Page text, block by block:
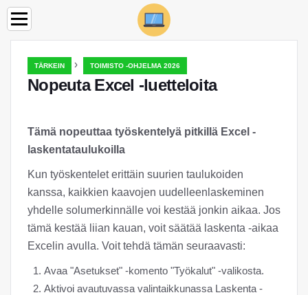
TÄRKEIN › TOIMISTO -OHJELMA 2026
Nopeuta Excel -luetteloita
Tämä nopeuttaa työskentelyä pitkillä Excel -
laskentataulukoilla
Kun työskentelet erittäin suurien taulukoiden
kanssa, kaikkien kaavojen uudelleenlaskeminen
yhdelle solumerkinnälle voi kestää jonkin aikaa. Jos
tämä kestää liian kauan, voit säätää laskenta -aikaa
Excelin avulla. Voit tehdä tämän seuraavasti:
Avaa "Asetukset" -komento "Työkalut" -valikosta.
Aktivoi avautuvassa valintaikkunassa Laskenta -